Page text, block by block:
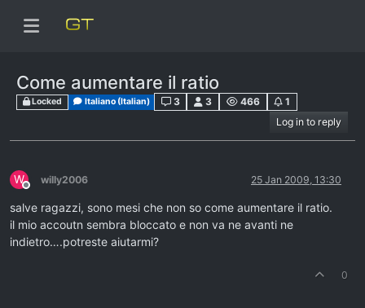
Come aumentare il ratio
Locked Italiano (Italian) 3 3 466
1
Log in to reply
W
Offline
willy2006 25 Jan 2009, 13:30
salve ragazzi, sono mesi che non so come aumentare il ratio.
il mio accoutn sembra bloccato e non va ne avanti ne
indietro….potreste aiutarmi?
0